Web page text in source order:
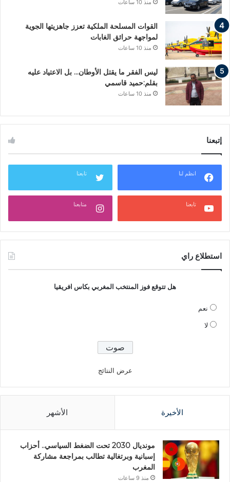
منذ 10 ساعات
القوات المسلحة الملكية تعزز جاهزيتها الجوية
لمواجهة حرائق الغابات
منذ 10 ساعات
ليس الفقر ما يقتل الأوطان… بل الاعتياد عليه
بقلم:حميد قاسمي
منذ 10 ساعات
إتبعنا
انظم لنا تابعنا
تابعنا متابعنا
استطلاع راي
هل تتوقع فوز المنتخب المغربي بكاس افريقيا
نعم
لا
عرض النتائج
الأخيرة الأشهر
مونديال 2030 تحت الضغط السياسي.. أحزاب
إسبانية وبرتغالية تطالب بمراجعة مشاركة
المغرب
منذ 9 ساعات